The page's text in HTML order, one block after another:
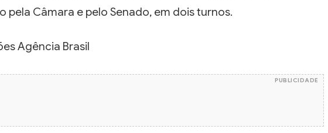
pela Câmara e pelo Senado, em dois turnos.
Agência Brasil
PUBLICIDADE